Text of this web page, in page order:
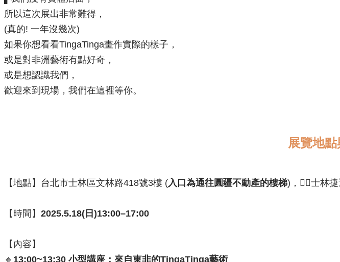
所以這次展出非常難得，
(真的! 一年沒幾次)
如果你想看看TingaTinga畫作實際的樣子，
或是對非洲藝術有點好奇，
或是想認識我們，
歡迎來到現場，我們在這裡等你。
展覽地
【地點】台北市士林區文林路418號3樓 (入口為通往圓疆不動產的樓梯)，🚶‍♂️士林
【時間】 2025.5.18(日)13:00–17:00
【內容】
🔸 13:00~13:30 小型講座：來自東非的TingaTinga藝術